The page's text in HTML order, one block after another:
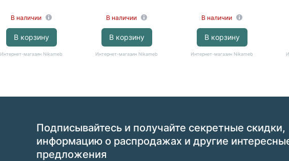
В наличии
В корзину
Интернет-магазин Nikameb
В наличии
В корзину
Интернет-магазин Nikameb
В наличии
В корзину
Интернет-магазин Nikameb
Подписывайтесь и получайте секретные скидки,
информацию о распродажах и другие
предложения